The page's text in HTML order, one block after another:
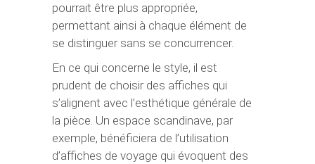
pourrait être plus appropriée,
permettant ainsi à chaque élément de
se distinguer sans se concurrencer.
En ce qui concerne le style, il est
prudent de choisir des affiches qui
s’alignent avec l’esthétique générale de
la pièce. Un espace scandinave, par
exemple, bénéficiera de l’utilisation
d’affiches de voyage qui évoquent des